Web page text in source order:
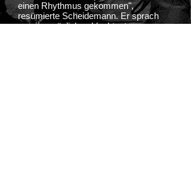
einen Rhythmus gekommen",
resümierte Scheidemann. Er sprach
vom womöglich schlechtesten